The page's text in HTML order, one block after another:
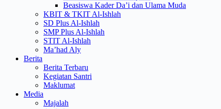
Beasiswa Kader Da’i dan Ulama Muda
KBIT & TKIT Al-Ishlah
SD Plus Al-Ishlah
SMP Plus Al-Ishlah
STIT Al-Ishlah
Ma’had Aly
Berita
Berita Terbaru
Kegiatan Santri
Maklumat
Media
Majalah